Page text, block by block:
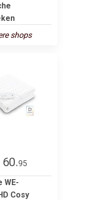
shops
60.95
WE-
Cosy